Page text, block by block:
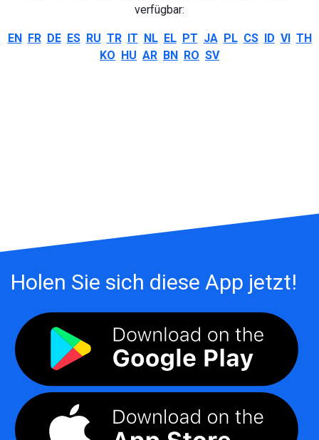
verfügbar:
EN FR DE ES RU TR IT NL EL PT JA PL CS ID VI TH
KO HU AR BN RO SV
Holen Sie sich diese App jetzt!